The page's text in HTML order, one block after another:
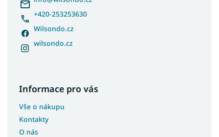
+420-253253630
Wilsondo.cz
wilsondo.cz
Informace pro vás
Vše o nákupu
Kontakty
O nás